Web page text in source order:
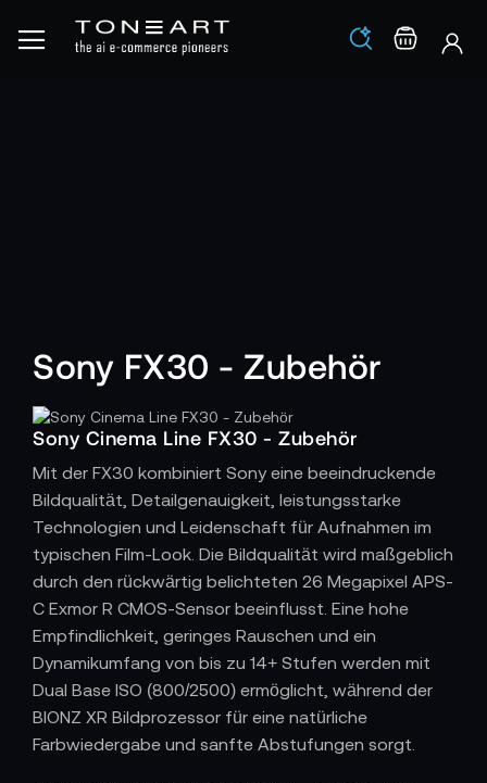
Los
Sony FX30 - Zubehör
Sony Cinema Line FX30 - Zubehör
Mit der FX30 kombiniert Sony eine beeindruckende
Bildqualität, Detailgenauigkeit, leistungsstarke
Technologien und Leidenschaft für Aufnahmen im
typischen Film-Look. Die Bildqualität wird maßgeblich
durch den rückwärtig belichteten 26 Megapixel APS-
C Exmor R CMOS-Sensor beeinflusst. Eine hohe
Empfindlichkeit, geringes Rauschen und ein
Dynamikumfang von bis zu 14+ Stufen werden mit
Dual Base ISO (800/2500) ermöglicht, während der
BIONZ XR Bildprozessor für eine natürliche
Farbwiedergabe und sanfte Abstufungen sorgt.